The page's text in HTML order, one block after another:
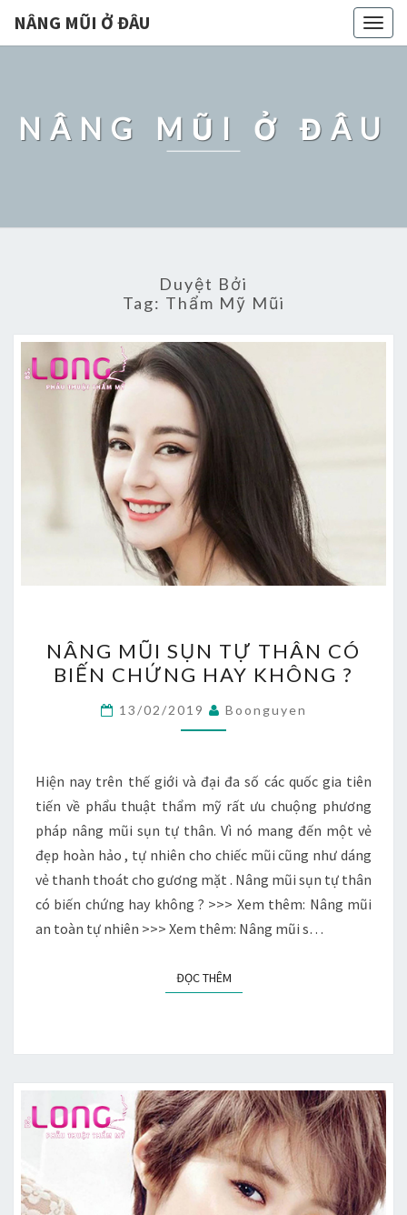
NÂNG MŨI Ở ĐÂU
NÂNG MŨI Ở ĐÂU
Duyệt Bởi
Tag: Thẩm Mỹ Mũi
MŨI
SỤN
TỰ
THÂN
BIẾN
CHỨNG
HAY
KHÔNG
?
NÂNG MŨI SỤN TỰ THÂN CÓ
BIẾN CHỨNG HAY KHÔNG ?
13/02/2019 Boonguyen
Hiện nay trên thế giới và đại đa số các quốc gia tiên
tiến về phẩu thuật thẩm mỹ rất ưu chuộng phương
pháp nâng mũi sụn tự thân. Vì nó mang đến một vẻ
đẹp hoàn hảo , tự nhiên cho chiếc mũi cũng như dáng
vẻ thanh thoát cho gương mặt . Nâng mũi sụn tự thân
có biến chứng hay không ? >>> Xem thêm: Nâng mũi
an toàn tự nhiên >>> Xem thêm: Nâng mũi s…
ĐỌC THÊMĐỌC THÊM